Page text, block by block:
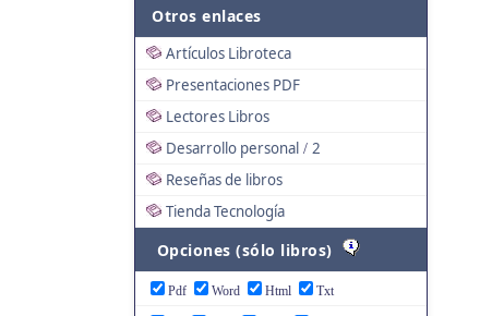
Otros enlaces
Artículos Libroteca
Presentaciones PDF
Lectores Libros
Desarrollo personal / 2
Reseñas de libros
Tienda Tecnología
Opciones (sólo libros)
Pdf Word Html Txt